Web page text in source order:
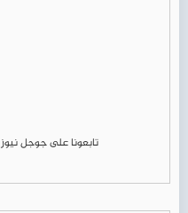
تابعونا على جوجل نيوز